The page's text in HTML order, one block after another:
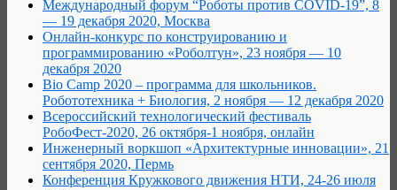
Международный форум “Роботы против COVID-19”, 8
— 19 декабря 2020, Москва
Онлайн-конкурс по конструированию и
программированию «Роболтун», 23 ноября — 10
декабря 2020
Bio Camp 2020 – программа для школьников.
Робототехника + Биология, 2 ноября — 12 декабря 2020
Всероссийский технологический фестиваль
РобоФест-2020, 26 октября-1 ноября, онлайн
Инженерный воркшоп «Архитектурные инновации», 21
сентября 2020, Пермь
Конференция Кружкового движения НТИ, 24-26 июля